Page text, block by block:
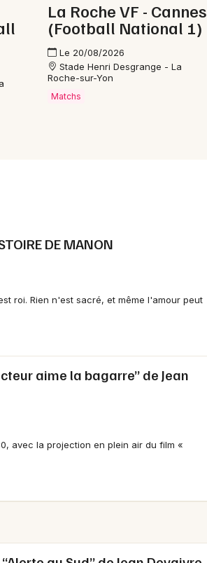
La Roche VF - Cannes
(Football National 1)
Le 20/08/2026
Stade Henri Desgrange - La
Roche-sur-Yon
Matchs
DE MANON
roi. Rien n'est sacré, et même l'amour peut
aime la bagarre” de Jean
avec la projection en plein air du film «